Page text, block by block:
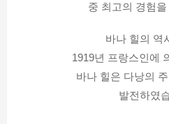
중 최고의 경험
바나 힐의 역
1919년 프랑스인에
바나 힐은 다낭의
발전하였